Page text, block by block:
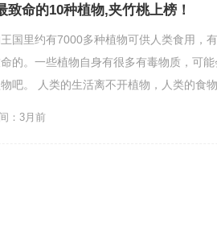
致命的10种植物,夹竹桃上榜！
国里约有7000多种植物可供人类食用，
的。一些植物自身有很多有毒物质，可
吧。 人类的生活离不开植物，人类的食
：3月前